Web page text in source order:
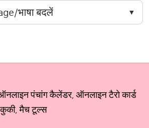
पंचांग कैलेंडर, ऑनलाइन टैरो कार्ड
कुकी, मैच टूल्स